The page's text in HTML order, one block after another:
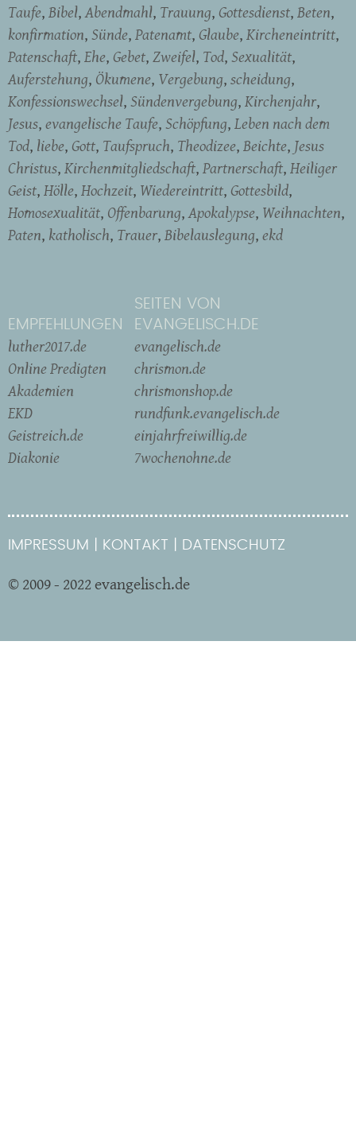
Taufe Bibel Abendmahl Trauung Gottesdienst Beten
konfirmation Sünde Patenamt Glaube Kircheneintritt
Patenschaft Ehe Gebet Zweifel Tod Sexualität
Auferstehung Ökumene Vergebung scheidung
Konfessionswechsel Sündenvergebung Kirchenjahr
Jesus evangelische Taufe Schöpfung Leben nach dem
Tod liebe Gott Taufspruch Theodizee Beichte Jesus
Christus Kirchenmitgliedschaft Partnerschaft Heiliger
Geist Hölle Hochzeit Wiedereintritt Gottesbild
Homosexualität Offenbarung Apokalypse Weihnachten
Paten katholisch Trauer Bibelauslegung ekd
EMPFEHLUNGEN
luther2017.de
Online Predigten
Akademien
EKD
Geistreich.de
Diakonie
SEITEN VON
EVANGELISCH.DE
evangelisch.de
chrismon.de
chrismonshop.de
rundfunk.evangelisch.de
einjahrfreiwillig.de
7wochenohne.de
IMPRESSUM KONTAKT DATENSCHUTZ
© 2009 - 2022 evangelisch.de